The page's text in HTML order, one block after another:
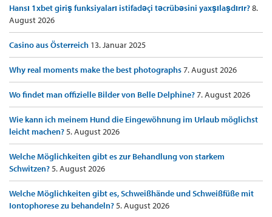
Hansı 1xbet giriş funksiyaları istifadəçi təcrübəsini yaxşılaşdırır?8.
August 2026
Casino aus Österreich 13. Januar 2025
Why real moments make the best photographs7. August 2026
Wo findet man offizielle Bilder von Belle Delphine?7. August 2026
Wie kann ich meinem Hund die Eingewöhnung im Urlaub möglichst
leicht machen?5. August 2026
Welche Möglichkeiten gibt es zur Behandlung von starkem
Schwitzen?5. August 2026
Welche Möglichkeiten gibt es, Schweißhände und Schweißfüße mit
Iontophorese zu behandeln?5. August 2026